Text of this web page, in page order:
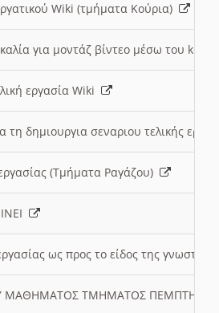
Wiki (τμήματα Κούρια)
για μοντάζ βίντεο μέσω του
εργασία Wiki
τη δημιουργια σεναριου τελικής
(Τμήματα Ραγάζου)
ως προς το είδος της
ΜΑΘΗΜΑΤΟΣ ΤΜΗΜΑΤΟΣ